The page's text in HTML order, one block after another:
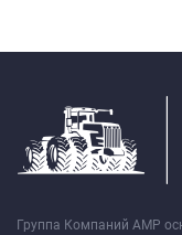
Группа Компаний АМР